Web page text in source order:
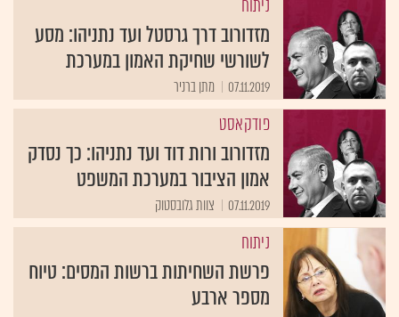
מזדורוב דרך גרסטל ועד נתניהו: מסע
לשורשי שחיקת האמון במערכת
07.11.2019 מתן ברניר
מזדורוב ורות דוד ועד נתניהו: כך נסדק
אמון הציבור במערכת המשפט
07.11.2019 צוות גלובסטוק
פרשת השחיתות ברשות המסים: טיוח
מספר ארבע
28.10.2019 משה ליכטמן